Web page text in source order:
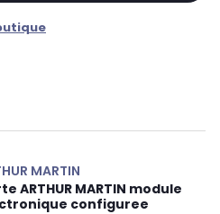
MARTIN
ARTHUR MARTIN module
configuree